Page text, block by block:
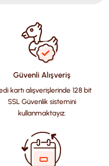
öneri formunu
Güvenli Alışveriş
kartı alışverişlerinde 128 bit
SSL Güvenlik sistemini
kullanmaktayız.